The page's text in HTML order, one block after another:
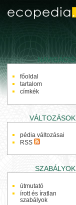
NAVIGÁCIÓ
főoldal
tartalom
címkék
VÁLTOZÁSOK
pédia változásai
RSS
SZABÁLYOK
útmutató
írott és íratlan
szabályok